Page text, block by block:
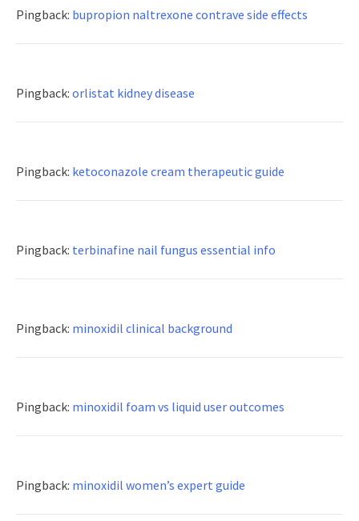
Pingback: bupropion naltrexone contrave side effects
Pingback: orlistat kidney disease
Pingback: ketoconazole cream therapeutic guide
Pingback: terbinafine nail fungus essential info
Pingback: minoxidil clinical background
Pingback: minoxidil foam vs liquid user outcomes
Pingback: minoxidil women’s expert guide